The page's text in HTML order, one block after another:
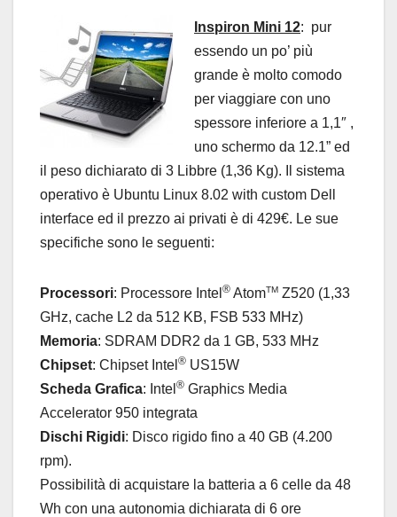
Inspiron Mini 12: pur
essendo un po’ più
grande è molto comodo
per viaggiare con uno
spessore inferiore a 1,1″ ,
uno schermo da 12.1” ed
il peso dichiarato di 3 Libbre (1,36 Kg). Il sistema
operativo è Ubuntu Linux 8.02 with custom Dell
interface ed il prezzo ai privati è di 429€. Le sue
specifiche sono le seguenti:
Processori: Processore Intel ® AtomTM Z520 (1,33
GHz, cache L2 da 512 KB, FSB 533 MHz)
Memoria: SDRAM DDR2 da 1 GB, 533 MHz
Chipset: Chipset Intel ® US15W
Scheda Grafica: Intel ® Graphics Media
Accelerator 950 integrata
Dischi Rigidi: Disco rigido fino a 40 GB (4.200
rpm).
Possibilità di acquistare la batteria a 6 celle da 48
Wh con una autonomia dichiarata di 6 ore